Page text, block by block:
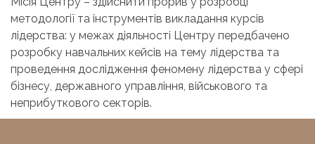
методології та інструментів викладання курсів
лідерства: у межах діяльності Центру передбачено
розробку навчальних кейсів на тему лідерства та
проведення дослідження феномену лідерства у сфері
бізнесу, державного управління, військового та
неприбуткового секторів.